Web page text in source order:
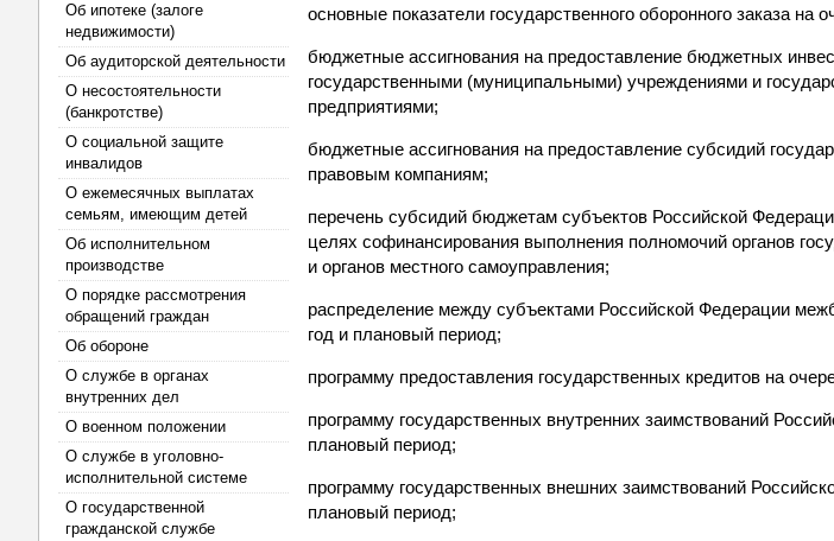
Об ипотеке (залоге
недвижимости)
Об аудиторской деятельности
О несостоятельности
(банкротстве)
О социальной защите
инвалидов
О ежемесячных выплатах
семьям, имеющим детей
Об исполнительном
производстве
О порядке рассмотрения
обращений граждан
Об обороне
О службе в органах
внутренних дел
О военном положении
О службе в уголовно-
исполнительной системе
О государственной
гражданской службе
основные показатели государственного оборонного заказа
бюджетные ассигнования на предоставление бюджетных
государственными (муниципальными) учреждениями и
предприятиями;
бюджетные ассигнования на предоставление субсидий
правовым компаниям;
перечень субсидий бюджетам субъектов Российской
целях софинансирования выполнения полномочий органов
и органов местного самоуправления;
распределение между субъектами Российской Федерации
год и плановый период;
программу предоставления государственных кредитов на
программу государственных внутренних заимствований
плановый период;
программу государственных внешних заимствований
плановый период;